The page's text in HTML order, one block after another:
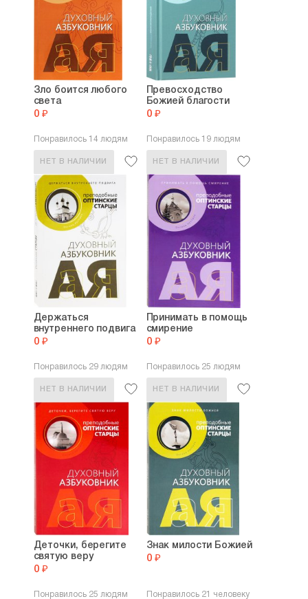
Зло боится любого
света
0 ₽
Понравилось 14 людям
НЕТ В НАЛИЧИИ
Превосходство
Божией благости
0 ₽
Понравилось 19 людям
НЕТ В НАЛИЧИИ
Держаться
внутреннего подвига
0 ₽
Понравилось 29 людям
НЕТ В НАЛИЧИИ
Принимать в помощь
смирение
0 ₽
Понравилось 25 людям
НЕТ В НАЛИЧИИ
Деточки, берегите
святую веру
0 ₽
Понравилось 25 людям
Знак милости Божией
0 ₽
Понравилось 21 человеку